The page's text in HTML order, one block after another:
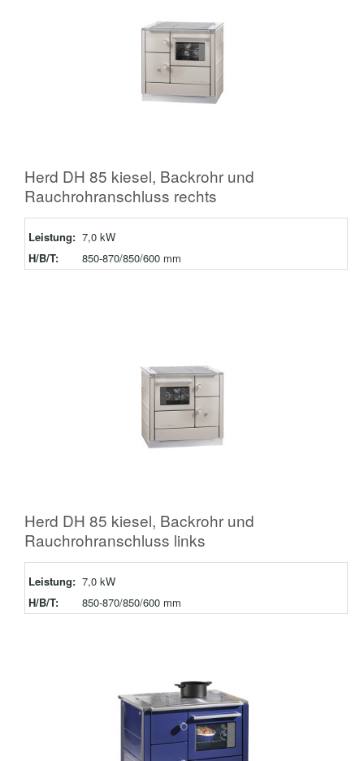
Herd DH 85 kiesel, Backrohr und
Rauchrohranschluss rechts
Leistung: 7,0 kW
H/B/T:
850-870/850/600 mm
Herd DH 85 kiesel, Backrohr und
Rauchrohranschluss links
Leistung: 7,0 kW
H/B/T:
850-870/850/600 mm